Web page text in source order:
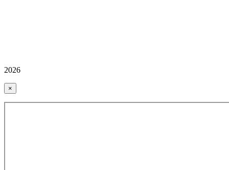
2026
×